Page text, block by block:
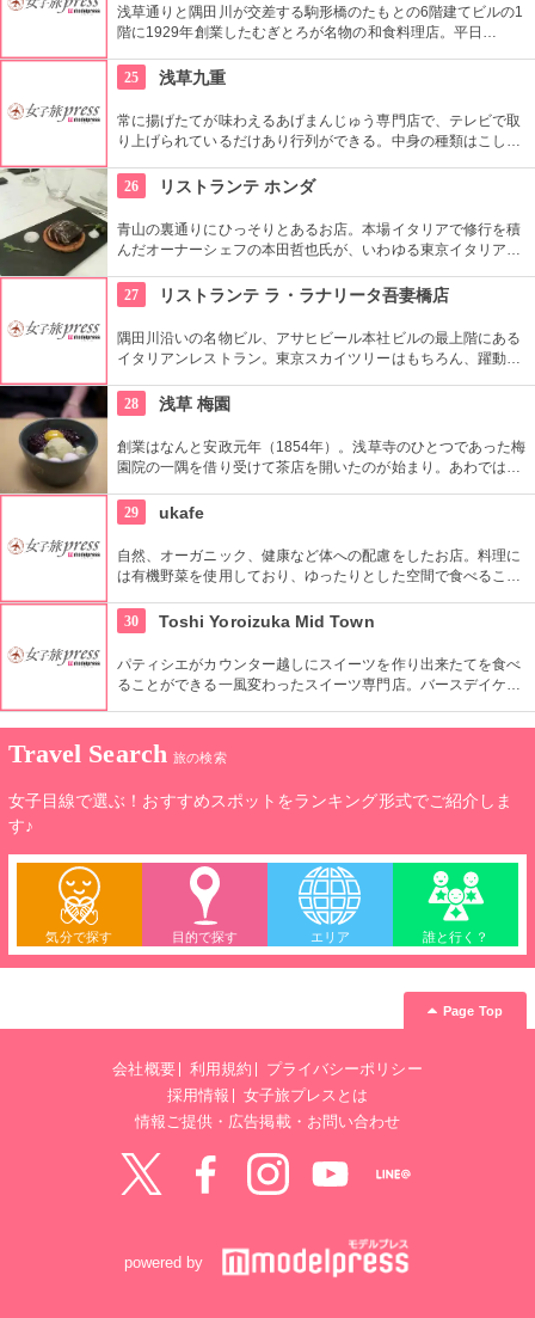
浅草通りと隅田川が交差する駒形橋のたもとの6階建てビルの1
階に1929年創業したむぎとろが名物の和食料理店。平日
れ」はバイキング形式のおすすめランチ。むぎとろと日替わり
のおかず２品と味噌汁がお替わり自由で1,000円！
25 浅草九重
常に揚げたてが味わえるあげまんじゅう専門店で、テレビで取
り上げられているだけあり行列ができる。中身の種類はこし
26
リストランテ ホンダ
青山の裏通りにひっそりとあるお店。本場イタリアで修行を積
んだオーナーシェフの本田哲也氏が、いわゆる東京イタリアン
ュランの一つ星を獲得しているというのも納得。イタリアやフ
ランスの食材とともに、国内の新鮮な素材も吟味し、旬な味を
届けます。
27 リストランテ ラ・ラナリータ吾妻橋店
隅田川沿いの名物ビル、アサヒビール本社ビルの最上階にある
イタリアンレストラン。東京スカイツリーはもちろん、躍動す
も素敵なごちそう。そして、料理も本格派のイタリアンで、目
も舌も同時に大満足。世界のワインも豊富に揃っています。
28 浅草 梅園
創業はなんと安政元年（1854年）。浅草寺のひとつであった梅
園院の一隅を借り受けて茶店を開いたのが始まり。あわではな
わらぬ人気を誇る老舗ご自慢の逸品。
29 ukafe
自然、オーガニック、健康など体への配慮をしたお店。料理に
は有機野菜を使用しており、ゆったりとした空間で食べること
30
Toshi Yoroizuka Mid Town
パティシエがカウンター越しにスイーツを作り出来たてを食べ
ることができる一風変わったスイーツ専門店。バースデイケー
ところも良心的。
Travel Search 旅の検索
女子目線で選ぶ！おすすめスポットをランキング形式でご紹介しま
す♪
気分で探す 目的で探す エリア 誰と行く？
Page Top
会社概要 利用規約
プライバシーポリシー
採用情報
女子旅プレスとは
情報ご提供・広告掲載・お問い合わせ
powered by